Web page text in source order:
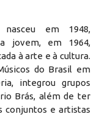
em 1948,
jovem, em 1964,
à arte e à cultura.
do Brasil em
integrou grupos
Brás, além de ter
conjuntos e artistas